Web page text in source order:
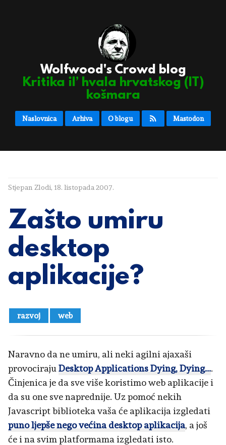
Wolfwood's Crowd blog
Kritika il’ hvala hrvatskog (IT)
košmara
Naslovnica Arhiva O blogu Mastodon
Stjepan Zlodi, 18. listopada 2007.
Zašto umiru
desktop
aplikacije?
razvoj web
Naravno da ne umiru, ali neki agilni ajaxaši
provociraju Desktop Applications Dying, Dying....
Činjenica je da sve više koristimo web aplikacije i
da su one sve naprednije. Uz pomoć nekih
Javascript biblioteka vaša će aplikacija izgledati
puno ljepše nego većina desktop aplikacija, a još
će i na svim platformama izgledati isto.